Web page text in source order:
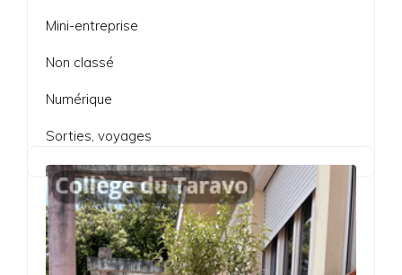
Mini-entreprise
Non classé
Numérique
Sorties, voyages